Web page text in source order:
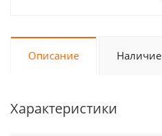
Описание Наличие
Характеристики